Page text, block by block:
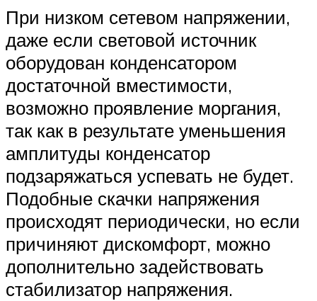
При низком сетевом напряжении,
даже если световой источник
оборудован конденсатором
достаточной вместимости,
возможно проявление моргания,
так как в результате уменьшения
амплитуды конденсатор
подзаряжаться успевать не будет.
Подобные скачки напряжения
происходят периодически, но если
причиняют дискомфорт, можно
дополнительно задействовать
стабилизатор напряжения.